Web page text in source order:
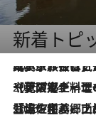
新着トピ
2026.7.31
【ホテル帰省】という選択肢をOMOが提案。家
2026.7.24
【夏限定ディナーコース】旬を迎える稚鮎や花ズッキー
2026.7.17
「土佐和ハーブかき氷」がOMO7高知に登場！生姜、山椒、大葉など目にも舌